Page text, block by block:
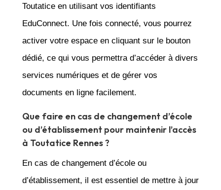
Toutatice en utilisant vos identifiants
EduConnect. Une fois connecté, vous pourrez
activer votre espace en cliquant sur le bouton
dédié, ce qui vous permettra d’accéder à divers
services numériques et de gérer vos
documents en ligne facilement.
Que faire en cas de changement d’école
ou d’établissement pour maintenir l’accès
à Toutatice Rennes ?
En cas de changement d’école ou
d’établissement, il est essentiel de mettre à jour